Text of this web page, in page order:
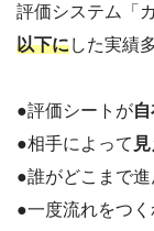
評価システム「
以下にした実績
●評価シートが
●相手によって
●誰がどこまで
●一度流れをつ